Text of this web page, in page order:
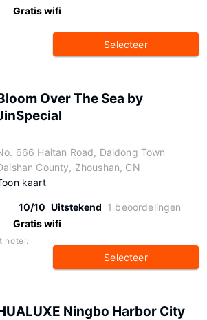
Gratis wifi
Selecteer
Over The Sea by
666 Haitan Road, Daidong Town
County, Zhoushan, CN
kaart
10/10 Uitstekend 1 beoordelingen
Gratis wifi
hotel:
Selecteer
Ningbo Harbor City